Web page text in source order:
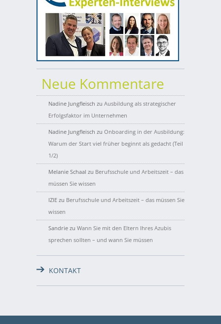
Neue Kommentare
Nadine Jungfleisch zu Ausbildung als strategischer
Erfolgsfaktor im Unternehmen
Nadine Jungfleisch zu Onboarding in der Ausbildung:
Warum der Start viel früher beginnt als gedacht (Teil
1/2)
Melanie Schaal zu Berufsschule und Arbeitszeit – das
müssen Sie wissen
IZIE zu Berufsschule und Arbeitszeit – das müssen Sie
wissen
Sandrie zu Wann Sie mit den Eltern Ihres Azubis
sprechen sollten – und wann Sie müssen
KONTAKT